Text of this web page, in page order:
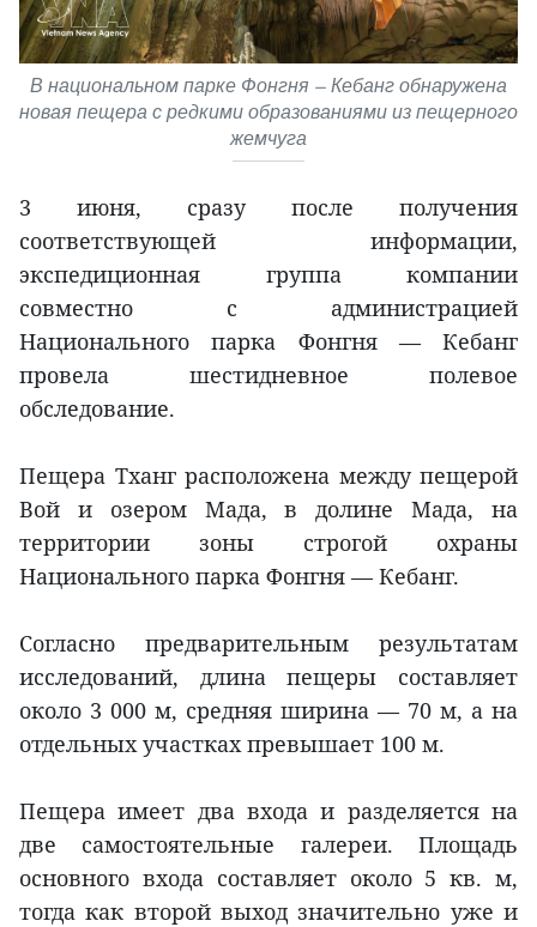
В национальном парке Фонгня — Кебанг обнаружена
новая пещера с редкими образованиями из пещерного
жемчуга
3 июня, сразу после получения
соответствующей информации,
экспедиционная группа компании
совместно с администрацией
Национального парка Фонгня — Кебанг
провела шестидневное полевое
обследование.
Пещера Тханг расположена между пещерой
Вой и озером Мада, в долине Мада, на
территории зоны строгой охраны
Национального парка Фонгня — Кебанг.
Согласно предварительным результатам
исследований, длина пещеры составляет
около 3 000 м, средняя ширина — 70 м, а на
отдельных участках превышает 100 м.
Пещера имеет два входа и разделяется на
две самостоятельные галереи. Площадь
основного входа составляет около 5 кв. м,
тогда как второй выход значительно уже и